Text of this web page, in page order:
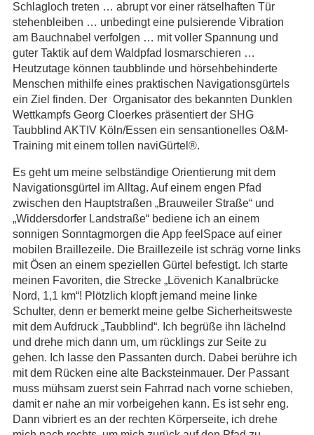
Schlagloch treten … abrupt vor einer rätselhaften Tür
stehenbleiben … unbedingt eine pulsierende Vibration
am Bauchnabel verfolgen … mit voller Spannung und
guter Taktik auf dem Waldpfad losmarschieren …
Heutzutage können taubblinde und hörsehbehinderte
Menschen mithilfe eines praktischen Navigationsgürtels
ein Ziel finden. Der Organisator des bekannten Dunklen
Wettkampfs Georg Cloerkes präsentiert der SHG
Taubblind AKTIV Köln/Essen ein sensantionelles O&M-
Training mit einem tollen naviGürtel®.
Es geht um meine selbständige Orientierung mit dem
Navigationsgürtel im Alltag. Auf einem engen Pfad
zwischen den Hauptstraßen „Brauweiler Straße“ und
„Widdersdorfer Landstraße“ bediene ich an einem
sonnigen Sonntagmorgen die App feelSpace auf einer
mobilen Braillezeile. Die Braillezeile ist schräg vorne links
mit Ösen an einem speziellen Gürtel befestigt. Ich starte
meinen Favoriten, die Strecke „Lövenich Kanalbrücke
Nord, 1,1 km“! Plötzlich klopft jemand meine linke
Schulter, denn er bemerkt meine gelbe Sicherheitsweste
mit dem Aufdruck „Taubblind“. Ich begrüße ihn lächelnd
und drehe mich dann um, um rücklings zur Seite zu
gehen. Ich lasse den Passanten durch. Dabei berühre ich
mit dem Rücken eine alte Backsteinmauer. Der Passant
muss mühsam zuerst sein Fahrrad nach vorne schieben,
damit er nahe an mir vorbeigehen kann. Es ist sehr eng.
Dann vibriert es an der rechten Körperseite, ich drehe